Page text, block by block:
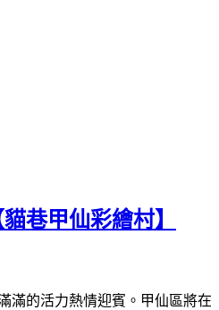
巷甲仙彩繪村】
滿的活力熱情迎賓。甲仙區將在